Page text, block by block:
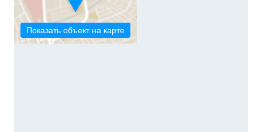
Показать объект на карте